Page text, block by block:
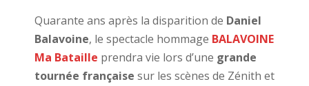
Quarante ans après la disparition de Daniel
Balavoine, le spectacle hommage BALAVOINE
Ma Bataille prendra vie lors d’une grande
tournée française sur les scènes de Zénith et